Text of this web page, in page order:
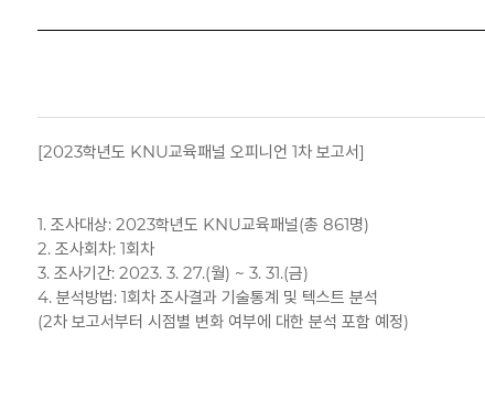
[2023학년도 KNU교육패널 오피니언 1차 보고서]
1. 조사대상: 2023학년도 KNU교육패널(총 861명)
2. 조사회차: 1회차
3. 조사기간: 2023. 3. 27.(월) ~ 3. 31.(금)
4. 분석방법: 1회차 조사결과 기술통계 및 텍스트 분석
(2차 보고서부터 시점별 변화 여부에 대한 분석 포함 예정)